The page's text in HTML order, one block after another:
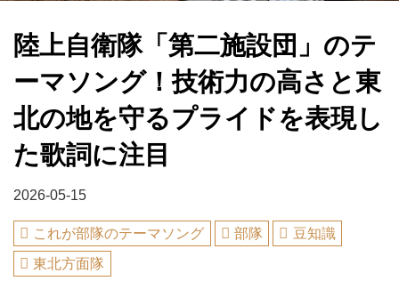
陸上自衛隊「第二施設団」のテ
ーマソング！技術力の高さと東
北の地を守るプライドを表現し
た歌詞に注目
2026-05-15
これが部隊のテーマソング 部隊
豆知識
東北方面隊